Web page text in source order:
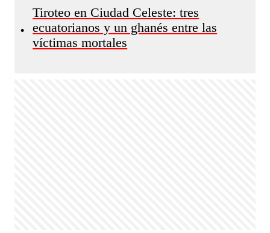
•
Tiroteo en Ciudad Celeste: tres
ecuatorianos y un ghanés entre las
víctimas mortales